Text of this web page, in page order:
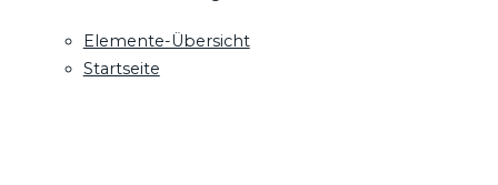
Elemente-Übersicht
Startseite